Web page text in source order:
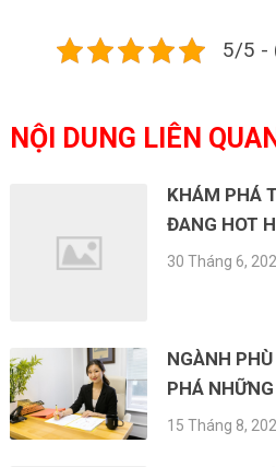
5/5 -
NỘI DUNG LIÊN
KHÁM PHÁ
ĐANG HOT
30 Tháng 6,
NGÀNH
PHÁ
15 Tháng 8,